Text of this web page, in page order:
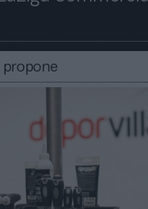
propone